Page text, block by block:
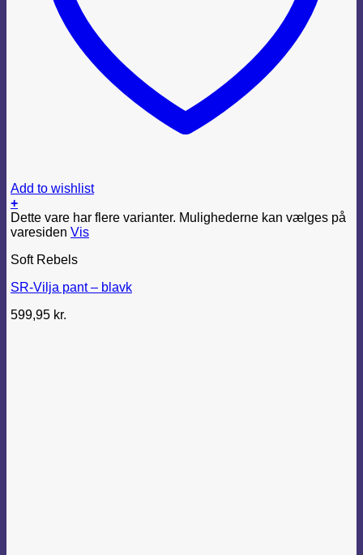
Add to wishlist
+
Dette vare har flere varianter. Mulighederne kan vælges på
varesiden Vis
Soft Rebels
SR-Vilja pant – blavk
599,95 kr.